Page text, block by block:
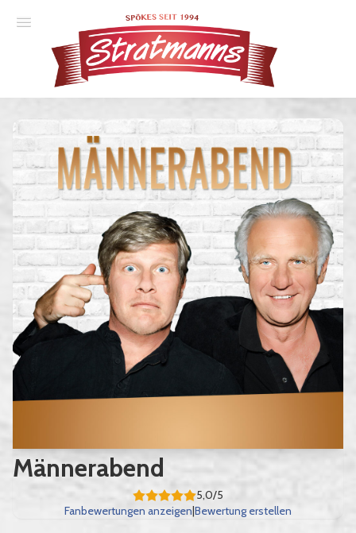
Essener Ehrendoktor
Unsere Komödien
Gastspiele
Gutscheine
Anmelden
Männerabend
5,0/5
Fanbewertungen anzeigen|Bewertung erstellen